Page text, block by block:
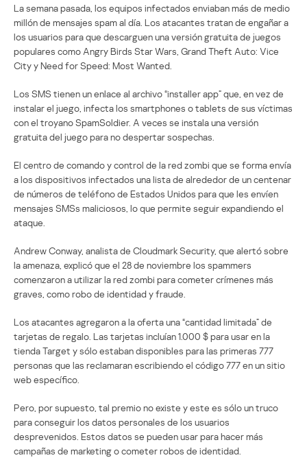
La semana pasada, los equipos infectados enviaban más de medio
millón de mensajes spam al día. Los atacantes tratan de engañar a
los usuarios para que descarguen una versión gratuita de juegos
populares como Angry Birds Star Wars, Grand Theft Auto: Vice
City y Need for Speed: Most Wanted.
Los SMS tienen un enlace al archivo “installer app” que, en vez de
instalar el juego, infecta los smartphones o tablets de sus víctimas
con el troyano SpamSoldier. A veces se instala una versión
gratuita del juego para no despertar sospechas.
El centro de comando y control de la red zombi que se forma envía
a los dispositivos infectados una lista de alrededor de un centenar
de números de teléfono de Estados Unidos para que les envíen
mensajes SMSs maliciosos, lo que permite seguir expandiendo el
ataque.
Andrew Conway, analista de Cloudmark Security, que alertó sobre
la amenaza, explicó que el 28 de noviembre los spammers
comenzaron a utilizar la red zombi para cometer crímenes más
graves, como robo de identidad y fraude.
Los atacantes agregaron a la oferta una “cantidad limitada” de
tarjetas de regalo. Las tarjetas incluían 1.000 $ para usar en la
tienda Target y sólo estaban disponibles para las primeras 777
personas que las reclamaran escribiendo el código 777 en un sitio
web específico.
Pero, por supuesto, tal premio no existe y este es sólo un truco
para conseguir los datos personales de los usuarios
desprevenidos. Estos datos se pueden usar para hacer más
campañas de marketing o cometer robos de identidad.